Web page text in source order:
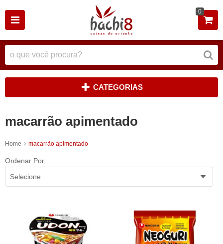
0
CATEGORIAS
macarrão apimentado
Home macarrão apimentado
Ordenar Por
Selecione